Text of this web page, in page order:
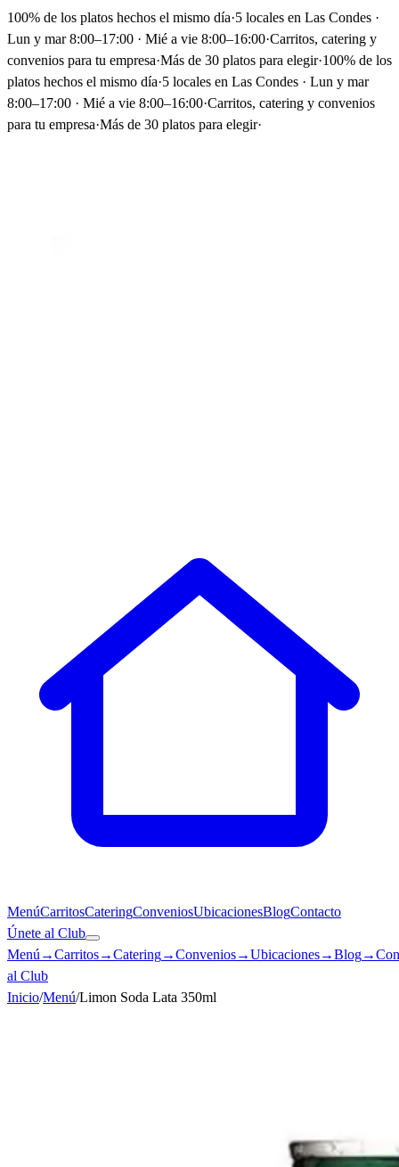
100% de los platos hechos el mismo día·5 locales en Las Condes ·
Lun y mar 8:00–17:00 · Mié a vie 8:00–16:00·Carritos, catering y
convenios para tu empresa·Más de 30 platos para elegir·100% de los
platos hechos el mismo día·5 locales en Las Condes · Lun y mar
8:00–17:00 · Mié a vie 8:00–16:00·Carritos, catering y convenios
para tu empresa·Más de 30 platos para elegir·
MenúCarritosCateringConveniosUbicacionesBlogContacto
Únete al Club
Menú →Carritos→Catering→Convenios→Ubicaciones→Blog→
al Club
Inicio/Menú/Limon Soda Lata 350ml